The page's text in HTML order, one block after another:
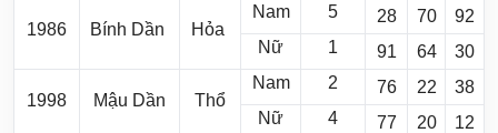
1986 Bính Dần Hỏa
Nam 5 28 70
92
Nữ
1 91 64 30
1998 Mậu Dần Thổ
Nam 2 76 22
38
Nữ
4 77 20 12